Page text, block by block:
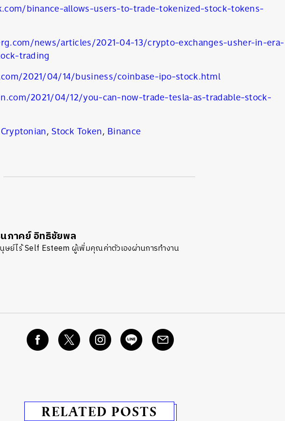
binance-allows-users-to-trade-tokenized-stock-tokens-
news/articles/2021-04-13/crypto-exchanges-usher-in-era-
trading
2021/04/14/business/coinbase-ipo-stock.html
2021/04/12/you-can-now-trade-tesla-as-tradable-stock-
Cryptonian,Stock Token, Binance
ภาคย์ อิทธิชัยพล
ษย์ไร้ Self Esteem ผู้เพิ่มคุณค่าตัวเองผ่านการทำงาน
RELATED POSTS